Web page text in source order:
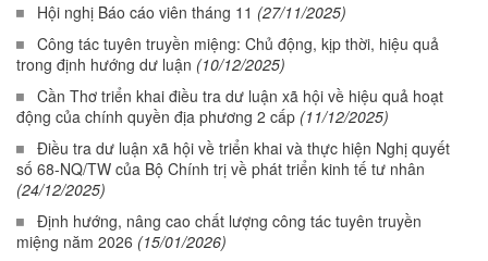
Hội nghị Báo cáo viên tháng 11 (27/11/2025)
Công tác tuyên truyền miệng: Chủ động, kịp thời, hiệu quả
trong định hướng dư luận (10/12/2025)
Cần Thơ triển khai điều tra dư luận xã hội về hiệu quả hoạt
động của chính quyền địa phương 2 cấp (11/12/2025)
Điều tra dư luận xã hội về triển khai và thực hiện Nghị quyết
số 68-NQ/TW của Bộ Chính trị về phát triển kinh tế tư nhân
(24/12/2025)
Định hướng, nâng cao chất lượng công tác tuyên truyền
miệng năm 2026 (15/01/2026)